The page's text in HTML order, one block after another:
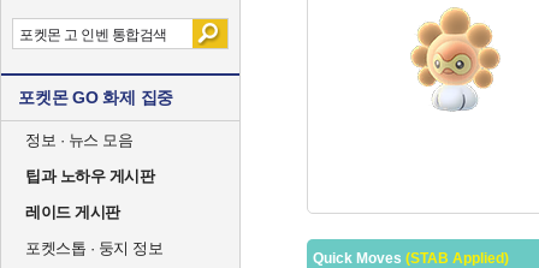
포켓몬 GO 화제 집중
정보 · 뉴스 모음
팁과 노하우 게시판
레이드 게시판
포켓스톱 · 둥지 정보
Quick Moves (STAB Applied)